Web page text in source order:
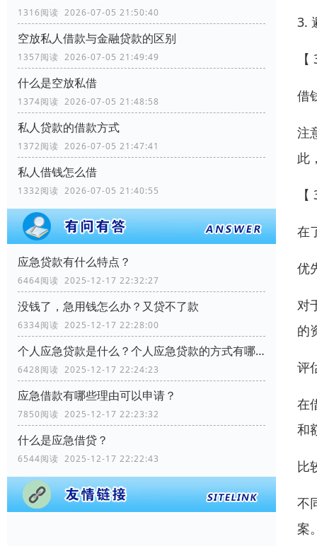
1316阅读 2026-07-05 21:50:40
空放私人借款与金融贷款的区别
1357阅读 2026-07-05 21:49:49
什么是空放私借
1374阅读 2026-07-05 21:48:58
私人贷款的借款方式
1372阅读 2026-07-05 21:47:41
私人借钱怎么借
1332阅读 2026-07-05 21:40:55
应急贷款有什么特点？
6464阅读 2025-12-17 22:32:27
没钱了，急用钱怎么办？又贷不了款
6334阅读 2025-12-17 22:28:00
个人应急贷款是什么？个人应急贷款的方式有哪些？
6428阅读 2025-12-17 22:24:23
应急借款有哪些理由可以申请？
7850阅读 2025-12-17 22:23:32
什么是应急借贷？
6544阅读 2025-12-17 22:22:43
3.
借
注
此
在
优
对
的
评
在
和
比
不
案